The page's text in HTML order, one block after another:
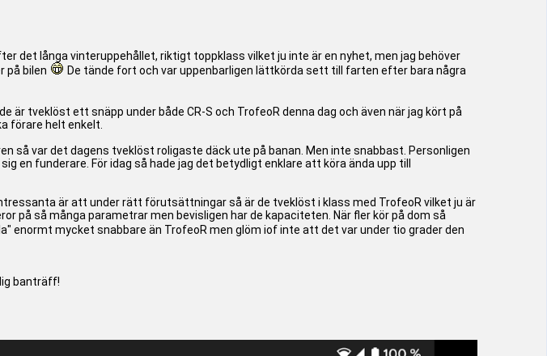
det långa vinteruppehållet, riktigt toppklass vilket ju inte är en nyhet, men jag behöver
på bilen
De tände fort och var uppenbarligen lättkörda sett till farten efter bara några
är tveklöst ett snäpp under både CR-S och TrofeoR denna dag och även när jag kört på
förare helt enkelt.
så var det dagens tveklöst roligaste däck ute på banan. Men inte snabbast. Personligen
en funderare. För idag så hade jag det betydligt enklare att köra ända upp till
är att under rätt förutsättningar så är de tveklöst i klass med TrofeoR vilket ju är
på så många parametrar men bevisligen har de kapaciteten. När fler kör på dom så
enormt mycket snabbare än TrofeoR men glöm iof inte att det var under tio grader den
banträff!